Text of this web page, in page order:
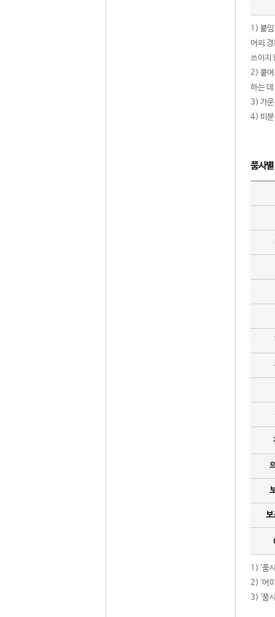
1) 붙
어의
쓰이지
2) 붙여
하는
3) 가운
4) 미분
품사
보
1) '품
2) ‘어
3) ‘품